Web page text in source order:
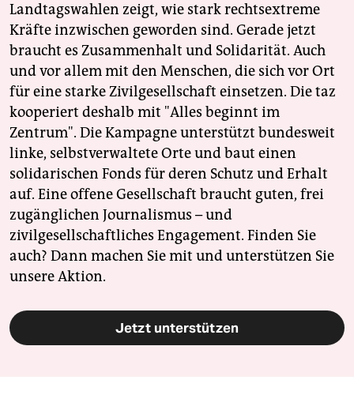
Landtagswahlen zeigt, wie stark rechtsextreme
Kräfte inzwischen geworden sind. Gerade jetzt
braucht es Zusammenhalt und Solidarität. Auch
und vor allem mit den Menschen, die sich vor Ort
für eine starke Zivilgesellschaft einsetzen. Die taz
kooperiert deshalb mit "Alles beginnt im
Zentrum". Die Kampagne unterstützt bundesweit
linke, selbstverwaltete Orte und baut einen
solidarischen Fonds für deren Schutz und Erhalt
auf. Eine offene Gesellschaft braucht guten, frei
zugänglichen Journalismus – und
zivilgesellschaftliches Engagement. Finden Sie
auch? Dann machen Sie mit und unterstützen Sie
unsere Aktion.
Jetzt unterstützen